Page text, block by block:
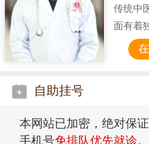
传统中
面有着
自助挂号
本网站已加密，绝对保
手机号免排队优先就诊。